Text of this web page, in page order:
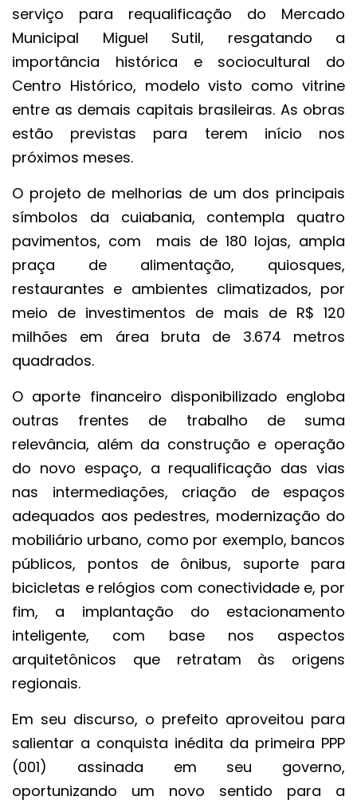
serviço para requalificação do Mercado
Municipal Miguel Sutil, resgatando a
importância histórica e sociocultural do
Centro Histórico, modelo visto como vitrine
entre as demais capitais brasileiras. As obras
estão previstas para terem início nos
próximos meses.
O projeto de melhorias de um dos principais
símbolos da cuiabania, contempla quatro
pavimentos, com mais de 180 lojas, ampla
praça de alimentação, quiosques,
restaurantes e ambientes climatizados, por
meio de investimentos de mais de R$ 120
milhões em área bruta de 3.674 metros
quadrados.
O aporte financeiro disponibilizado engloba
outras frentes de trabalho de suma
relevância, além da construção e operação
do novo espaço, a requalificação das vias
nas intermediações, criação de espaços
adequados aos pedestres, modernização do
mobiliário urbano, como por exemplo, bancos
públicos, pontos de ônibus, suporte para
bicicletas e relógios com conectividade e, por
fim, a implantação do estacionamento
inteligente, com base nos aspectos
arquitetônicos que retratam às origens
regionais.
Em seu discurso, o prefeito aproveitou para
salientar a conquista inédita da primeira PPP
(001) assinada em seu governo,
oportunizando um novo sentido para a